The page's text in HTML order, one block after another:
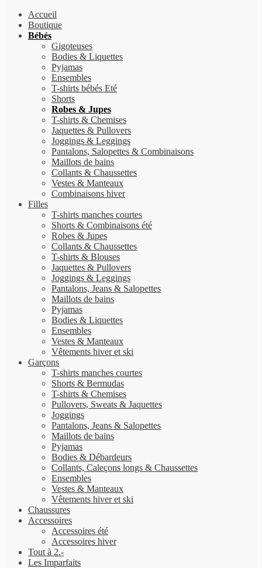
Accueil
Boutique
Bébés
Gigoteuses
Bodies & Liquettes
Pyjamas
Ensembles
T-shirts bébés Eté
Shorts
Robes & Jupes
T-shirts & Chemises
Jaquettes & Pullovers
Joggings & Leggings
Pantalons, Salopettes & Combinaisons
Maillots de bains
Collants & Chaussettes
Vestes & Manteaux
Combinaisons hiver
Filles
T-shirts manches courtes
Shorts & Combinaisons été
Robes & Jupes
Collants & Chaussettes
T-shirts & Blouses
Jaquettes & Pullovers
Joggings & Leggings
Pantalons, Jeans & Salopettes
Maillots de bains
Pyjamas
Bodies & Liquettes
Ensembles
Vestes & Manteaux
Vêtements hiver et ski
Garçons
T-shirts manches courtes
Shorts & Bermudas
T-shirts & Chemises
Pullovers, Sweats & Jaquettes
Joggings
Pantalons, Jeans & Salopettes
Maillots de bains
Pyjamas
Bodies & Débardeurs
Collants, Caleçons longs & Chaussettes
Ensembles
Vestes & Manteaux
Vêtements hiver et ski
Chaussures
Accessoires
Accessoires été
Accessoires hiver
Tout à 2.-
Les Imparfaits